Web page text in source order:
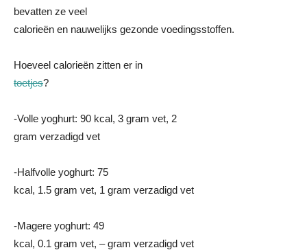
bevatten ze veel
calorieën en nauwelijks gezonde voedingsstoffen.
Hoeveel calorieën zitten er in
toetjes?
-Volle yoghurt: 90 kcal, 3 gram vet, 2
gram verzadigd vet
-Halfvolle yoghurt: 75
kcal, 1.5 gram vet, 1 gram verzadigd vet
-Magere yoghurt: 49
kcal, 0.1 gram vet, – gram verzadigd vet